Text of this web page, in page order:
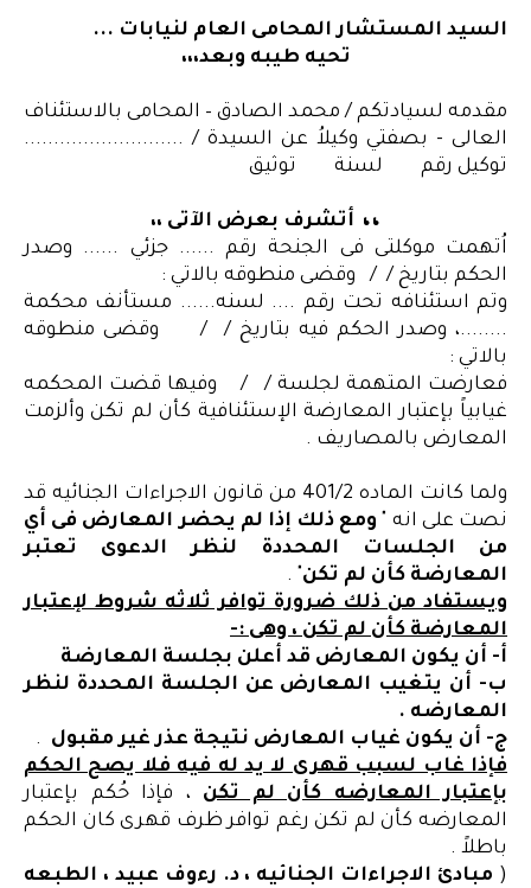
السيد المستشار المحامى العام لنيابات ...
تحيه طيبه وبعد،،،
مقدمه لسيادتكم / محمد الصادق – المحامى بالاستئناف
العالى - بصفتي وكيلاُ عن السيدة / ...........................
توكيل رقم لسنة توثيق
،، أتشرف بعرض الآتى ،،
اُتهمت موكلتى فى الجنحة رقم ...... جزئي ...... وصدر
الحكم بتاريخ / / وقضى منطوقه بالاتي :
وتم استئنافه تحت رقم .... لسنه...... مستأنف محكمة
........، وصدر الحكم فيه بتاريخ / / وقضى منطوقه
بالاتي :
فعارضت المتهمة لجلسة / / وفيها قضت المحكمه
غيابياً بإعتبار المعارضة الإستئنافية كأن لم تكن وألزمت
المعارض بالمصاريف .
ولما كانت الماده 401/2 من قانون الاجراءات الجنائيه قد
نصت على انه " ومع ذلك إذا لم يحضر المعارض فى أي
من الجلسات المحددة لنظر الدعوى تعتبر
المعارضة كأن لم تكن" .
ويستفاد من ذلك ضرورة توافر ثلاثه شروط لإعتبار
المعارضة كأن لم تكن ، وهى :-
أ‌- أن يكون المعارض قد أعلن بجلسة المعارضة
ب‌- أن يتغيب المعارض عن الجلسة المحددة لنظر
المعارضه .
ج- أن يكون غياب المعارض نتيجة عذر غير مقبول
.
فإذا غاب لسبب قهرى لا يد له فيه فلا يصح الحكم
بإعتبار المعارضه كأن لم تكن ، فإذا حُكم بإعتبار
المعارضه كأن لم تكن رغم توافر ظرف قهرى كان الحكم
باطلاً .
( مبادئ الاجراءات الجنائيه ، د. رءوف عبيد ، الطبعه